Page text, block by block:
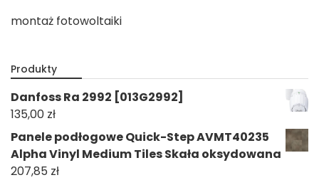
montaż fotowoltaiki
Produkty
Danfoss Ra 2992 [013G2992]
135,00 zł
Panele podłogowe Quick-Step AVMT40235
Alpha Vinyl Medium Tiles Skała oksydowana
207,85 zł